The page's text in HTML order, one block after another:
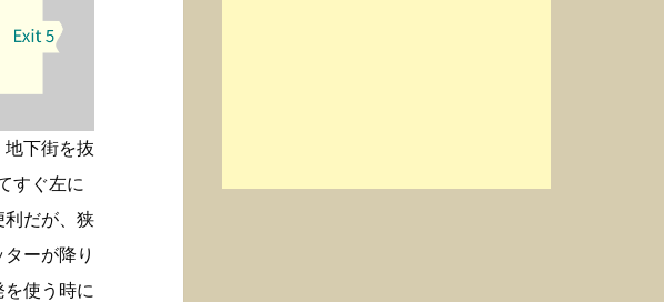
下街を抜
すぐ左に
利だが、狭
ーが降り
使う時に